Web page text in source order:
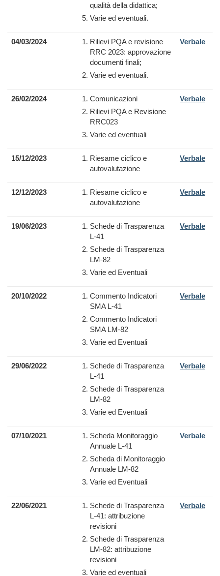
qualità della didattica;
Varie ed eventuali.
04/03/2024
Rilievi PQA e revisione
RRC 2023: approvazione
documenti finali;
Varie ed eventuali.
Verbale
26/02/2024
Comunicazioni
Rilievi PQA e Revisione
RRC023
Varie ed eventuali
Verbale
15/12/2023
Riesame ciclico e
autovalutazione
Verbale
12/12/2023
Riesame ciclico e
autovalutazione
Verbale
19/06/2023
Schede di Trasparenza
L-41
Schede di Trasparenza
LM-82
Varie ed Eventuali
Verbale
20/10/2022
Commento Indicatori
SMA L-41
Commento Indicatori
SMA LM-82
Varie ed Eventuali
Verbale
29/06/2022
Schede di Trasparenza
L-41
Schede di Trasparenza
LM-82
Varie ed Eventuali
Verbale
07/10/2021
Scheda Monitoraggio
Annuale L-41
Scheda di Monitoraggio
Annuale LM-82
Varie ed Eventuali
Verbale
22/06/2021
Schede di Trasparenza
L‐41: attribuzione
revisioni
Schede di Trasparenza
LM‐82: attribuzione
revisioni
Varie ed eventuali
Verbale